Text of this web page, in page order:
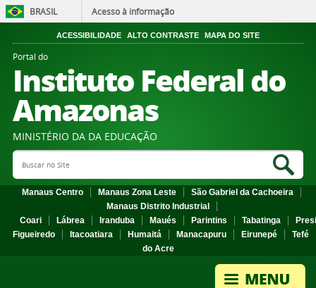
BRASIL Acesso à informação
ACESSIBILIDADE ALTO CONTRASTE MAPA DO SITE
Portal do
Instituto Federal do
Amazonas
MINISTÉRIO DA DA EDUCAÇÃO
Search Site
Manaus Centro Manaus Zona Leste
São Gabriel da Cachoeira
Manaus Distrito Industrial
Coari
Lábrea Iranduba Maués Parintins Tabatinga
Figueiredo
Itacoatiara Humaitá Manacapuru Eirunepé
Tefé
do Acre